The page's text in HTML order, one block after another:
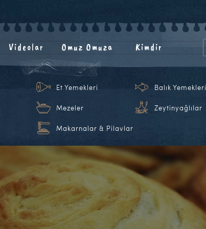
Videolar Omuz Omuza Kimdir
Et Yemekleri Balık Yemekleri
Mezeler Zeytinyağlılar
Makarnalar & Pilavlar